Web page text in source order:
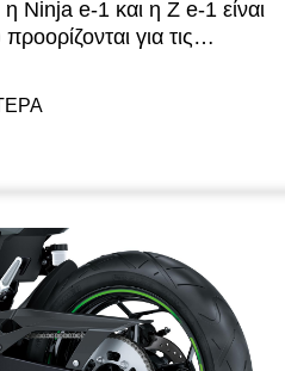
Ninja e-1 και η Z e-1 είναι
για τις
σκληρά για να
ότι προσφέρουν επίσης την
χειρισμό και ανάλαφρης
κάνει ακόμη και τους νέους
ανυπομονούν για τις
τους.